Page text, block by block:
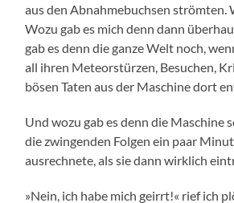
aus den Abnahmebuchsen strömten.
Wozu gab es mich denn dann
gab es denn die ganze Welt noch,
all ihren Meteorstürzen, Besuchen,
bösen Taten aus der Maschine dort
Und wozu gab es denn die Maschine
die zwingenden Folgen ein paar
ausrechnete, als sie dann wirklich
»Nein, ich habe mich geirrt!« rief ich